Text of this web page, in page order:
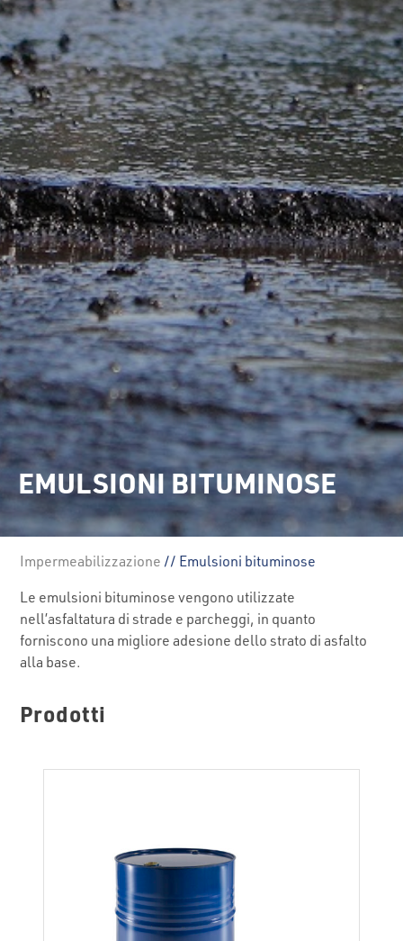
EMULSIONI BITUMINOSE
Impermeabilizzazione // Emulsioni bituminose
Le emulsioni bituminose vengono utilizzate
nell’asfaltatura di strade e parcheggi, in quanto
forniscono una migliore adesione dello strato di asfalto
alla base.
Prodotti